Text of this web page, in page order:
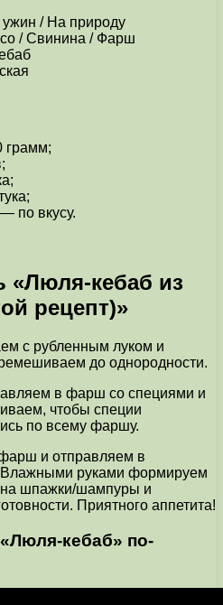
/ На природу
/ Свинина / Фарш
по вкусу.
«Люля-кебаб из
рецепт)»
с рубленным луком и
до однородности.
в фарш со специями и
чтобы специи
по всему фаршу.
и отправляем в
Влажными руками формируем
на шпажки/шампуры и
Приятного аппетита!
кебаб» по-